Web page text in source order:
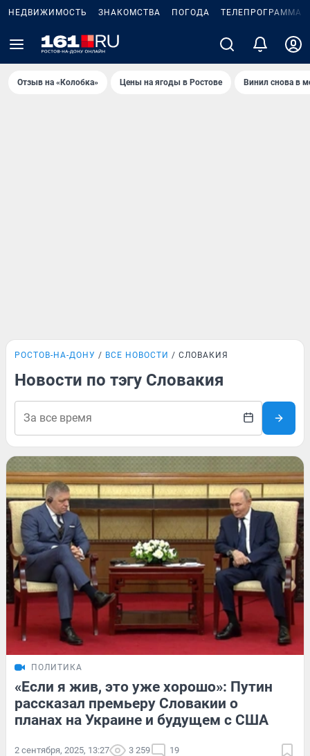
НЕДВИЖИМОСТЬ ЗНАКОМСТВА ПОГОДА ТЕЛЕПРОГРАММА
Отзыв на «Колобка» Цены на ягоды в Ростове Винил снова в
РОСТОВ-НА-ДОНУ ВСЕ НОВОСТИ СЛОВАКИЯ
Новости по тэгу Словакия
ПОЛИТИКА
«Если я жив, это уже хорошо»: Путин
рассказал премьеру Словакии о
планах на Украине и будущем с США
2 сентября, 2025, 13:27 3 259 19